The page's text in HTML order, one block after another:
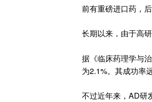
前有重磅进口药，
长期以来，由于高
据《临床药理学与
为2.1%。其成功率
不过近年来，AD研